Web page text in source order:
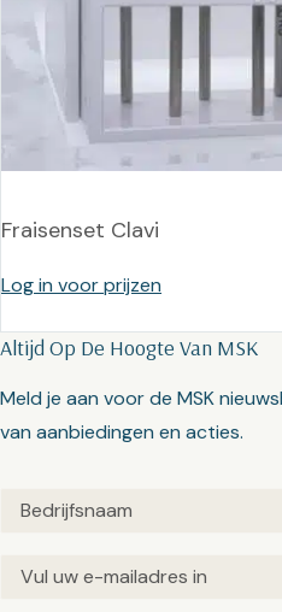
Fraisenset Clavi
Log in voor prijzen
Altijd Op De Hoogte Van MSK
Meld je aan voor de MSK
van aanbiedingen en acties.
Untitled(Vereist)
Email(Vereist)